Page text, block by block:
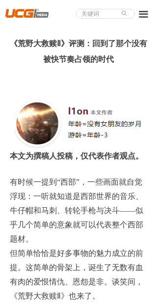
끀
About UCG
游戏视频
商城精品
游戏大赏
小程序
个人中心
ꄙ
本文为撰稿人投稿，仅代表作者观点。
有时候一提到“西部”，一些画面就自觉
浮现：一听就知道是西部世界的音乐、
牛仔帽和马刺、转轮手枪与决斗——似
乎几个简单的意象就可以代表整个西部
题材。
但简单恰恰是好多事物的魅力成立的前
提。这简单的骨架上，诞生了无数有血
有肉的爱恨情仇、恩怨是非。谈笑间，
《荒野大救赎Ⅱ》也来了。
《荒野大救赎Ⅱ》评测：回到了那个没有
被快节奏占领的时代